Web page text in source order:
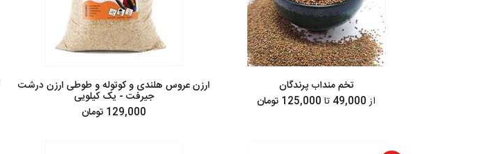
تخم منداب پرندگان
از49,000 تا125,000 تومان
ارزن عروس هلندی و کوتوله و طوطی ارزن درشت
جیرفت - یک کیلویی
129,000 تومان